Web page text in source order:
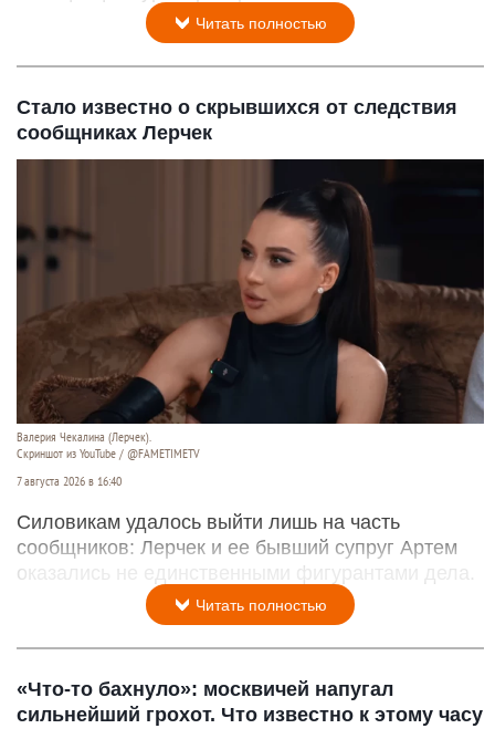
Читать полностью
Стало известно о скрывшихся от следствия
сообщниках Лерчек
Валерия Чекалина (Лерчек).
Скриншот из YouTube / @FAMETIMETV
7 августа 2026 в 16:40
Силовикам удалось выйти лишь на часть
сообщников: Лерчек и ее бывший супруг Артем
оказались не единственными фигурантами дела.
Читать полностью
«Что-то бахнуло»: москвичей напугал
сильнейший грохот. Что известно к этому часу